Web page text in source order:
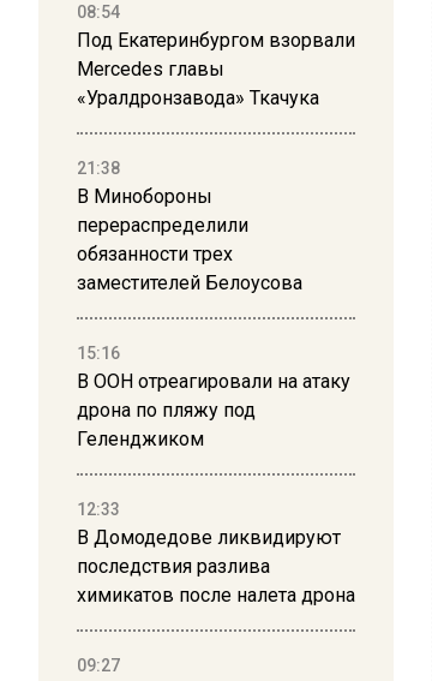
08:54
Под Екатеринбургом взорвали
Mercedes главы
«Уралдронзавода» Ткачука
21:38
В Минобороны
перераспределили
обязанности трех
заместителей Белоусова
15:16
В ООН отреагировали на атаку
дрона по пляжу под
Геленджиком
12:33
В Домодедове ликвидируют
последствия разлива
химикатов после налета дрона
09:27